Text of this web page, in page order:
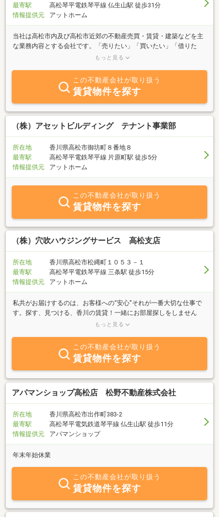
最寄駅
高松琴平電鉄琴平線 仏生山駅 徒歩31分
情報提供元
アットホーム
当社は高松市内及び高松市近郊の不動産売買・賃貸・建築などを主
な業務内容とする会社です。「売りたい」「買いたい」「借りた
い」「貸したい」ご希望の方、不動産に関する質問は何でもお気軽
ィな対応を心掛けております。建築に関しても親身になって質問に
お答えいたしますのでまずはご連絡を！！
もっと見る
この不動産会社が取り扱う
賃貸物件を探す
（株）アセットビルディング テナント事業部
所在地
香川県高松市御坊町８番地８
最寄駅
高松琴平電鉄琴平線 片原町駅 徒歩5分
情報提供元
アットホーム
この不動産会社が取り扱う
賃貸物件を探す
（株）穴吹ハウジングサービス 高松支店
所在地
香川県高松市松縄町１０５３－１
最寄駅
高松琴平電鉄琴平線 三条駅 徒歩15分
情報提供元
アットホーム
私共がお届けするのは、お客様への“安心”それが一番大切な仕事で
す。探す、見つける、香川の賃貸！一緒にお部屋探しをしません
か？穴吹ハウジングサービスだから、安心して任せられる、、、。
もっと見る
この不動産会社が取り扱う
賃貸物件を探す
アパマンショップ高松店 松野不動産株式会社
所在地
香川県高松市出作町383-2
最寄駅
高松琴平電気鉄道琴平線 仏生山駅 徒歩11分
情報提供元
アパマンショップ
年末年始休業
この不動産会社が取り扱う
賃貸物件を探す